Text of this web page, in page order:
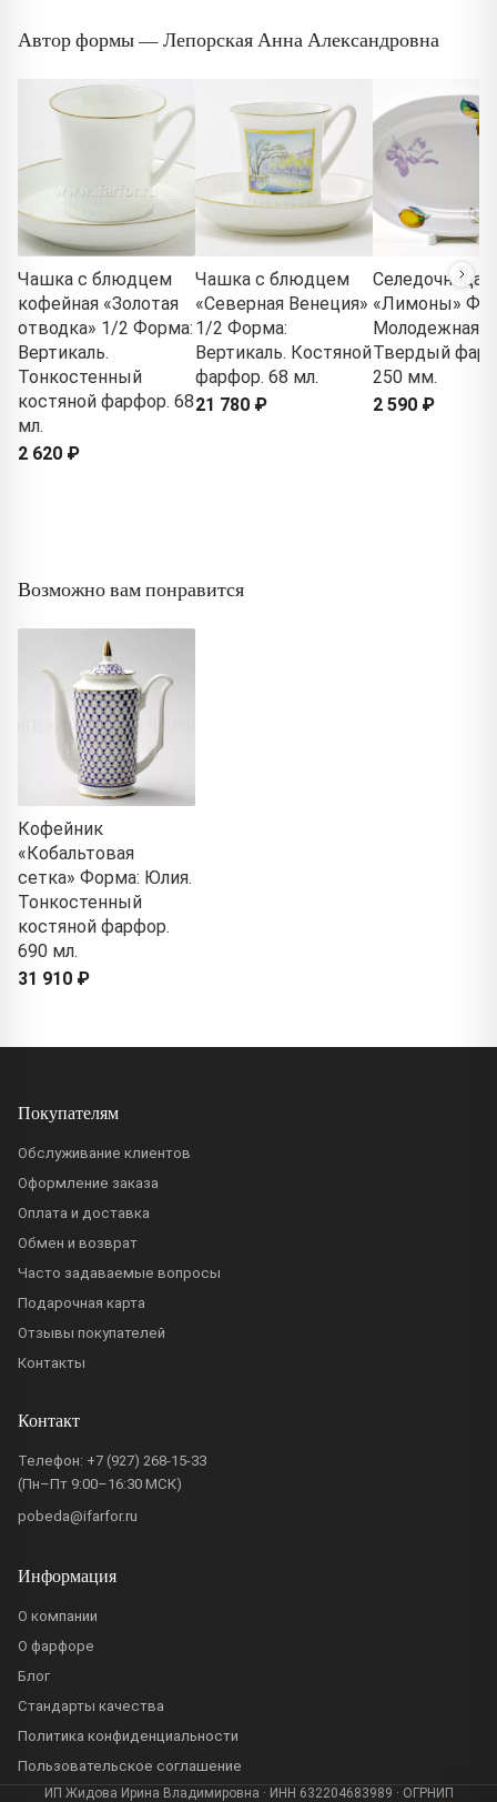
Автор формы — Лепорская Анна Александровна
Чашка с блюдцем
кофейная «Золотая
отводка» 1/2 Форма:
Вертикаль.
Тонкостенный
костяной фарфор. 68
мл.
2 620 ₽
Чашка с блюдцем
«Северная Венеция»
1/2 Форма:
Вертикаль. Костяной
фарфор. 68 мл.
21 780 ₽
Селедочница
«Лимоны»
Молодежная.
Твердый
250 мм.
2 590 ₽
Возможно вам понравится
Кофейник
«Кобальтовая
сетка» Форма: Юлия.
Тонкостенный
костяной фарфор.
690 мл.
31 910 ₽
Покупателям
Обслуживание клиентов
Оформление заказа
Оплата и доставка
Обмен и возврат
Часто задаваемые вопросы
Подарочная карта
Отзывы покупателей
Контакты
Контакт
Телефон: +7 (927) 268-15-33
(Пн–Пт 9:00–16:30 МСК)
pobeda@ifarfor.ru
Информация
О компании
О фарфоре
Блог
Стандарты качества
Политика конфиденциальности
Пользовательское соглашение
ИП Жидова Ирина Владимировна · ИНН 632204683989 · ОГРНИП